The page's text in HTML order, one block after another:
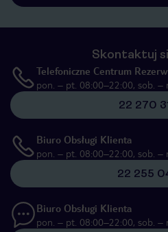
Skontaktuj
Telefoniczne Centrum
pon. – pt. 08:00–22:00, sob. –
22 270
Biuro Obsługi Klienta
pon. – pt. 08:00–22:00, sob. –
22 255
Biuro Obsługi Klienta
pon. – pt. 08:00–22:00, sob. –